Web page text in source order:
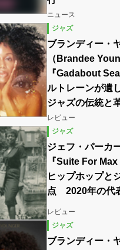
ニュース
ジャズ
ブランディー・
（Brandee
『Gadabout
ルトレーンが遺
ジャズの伝統と
レビュー
ジャズ
ジェフ・パーカ
『Suite For
ヒップホップと
点 2020年の代
レビュー
ジャズ
ブランディー・